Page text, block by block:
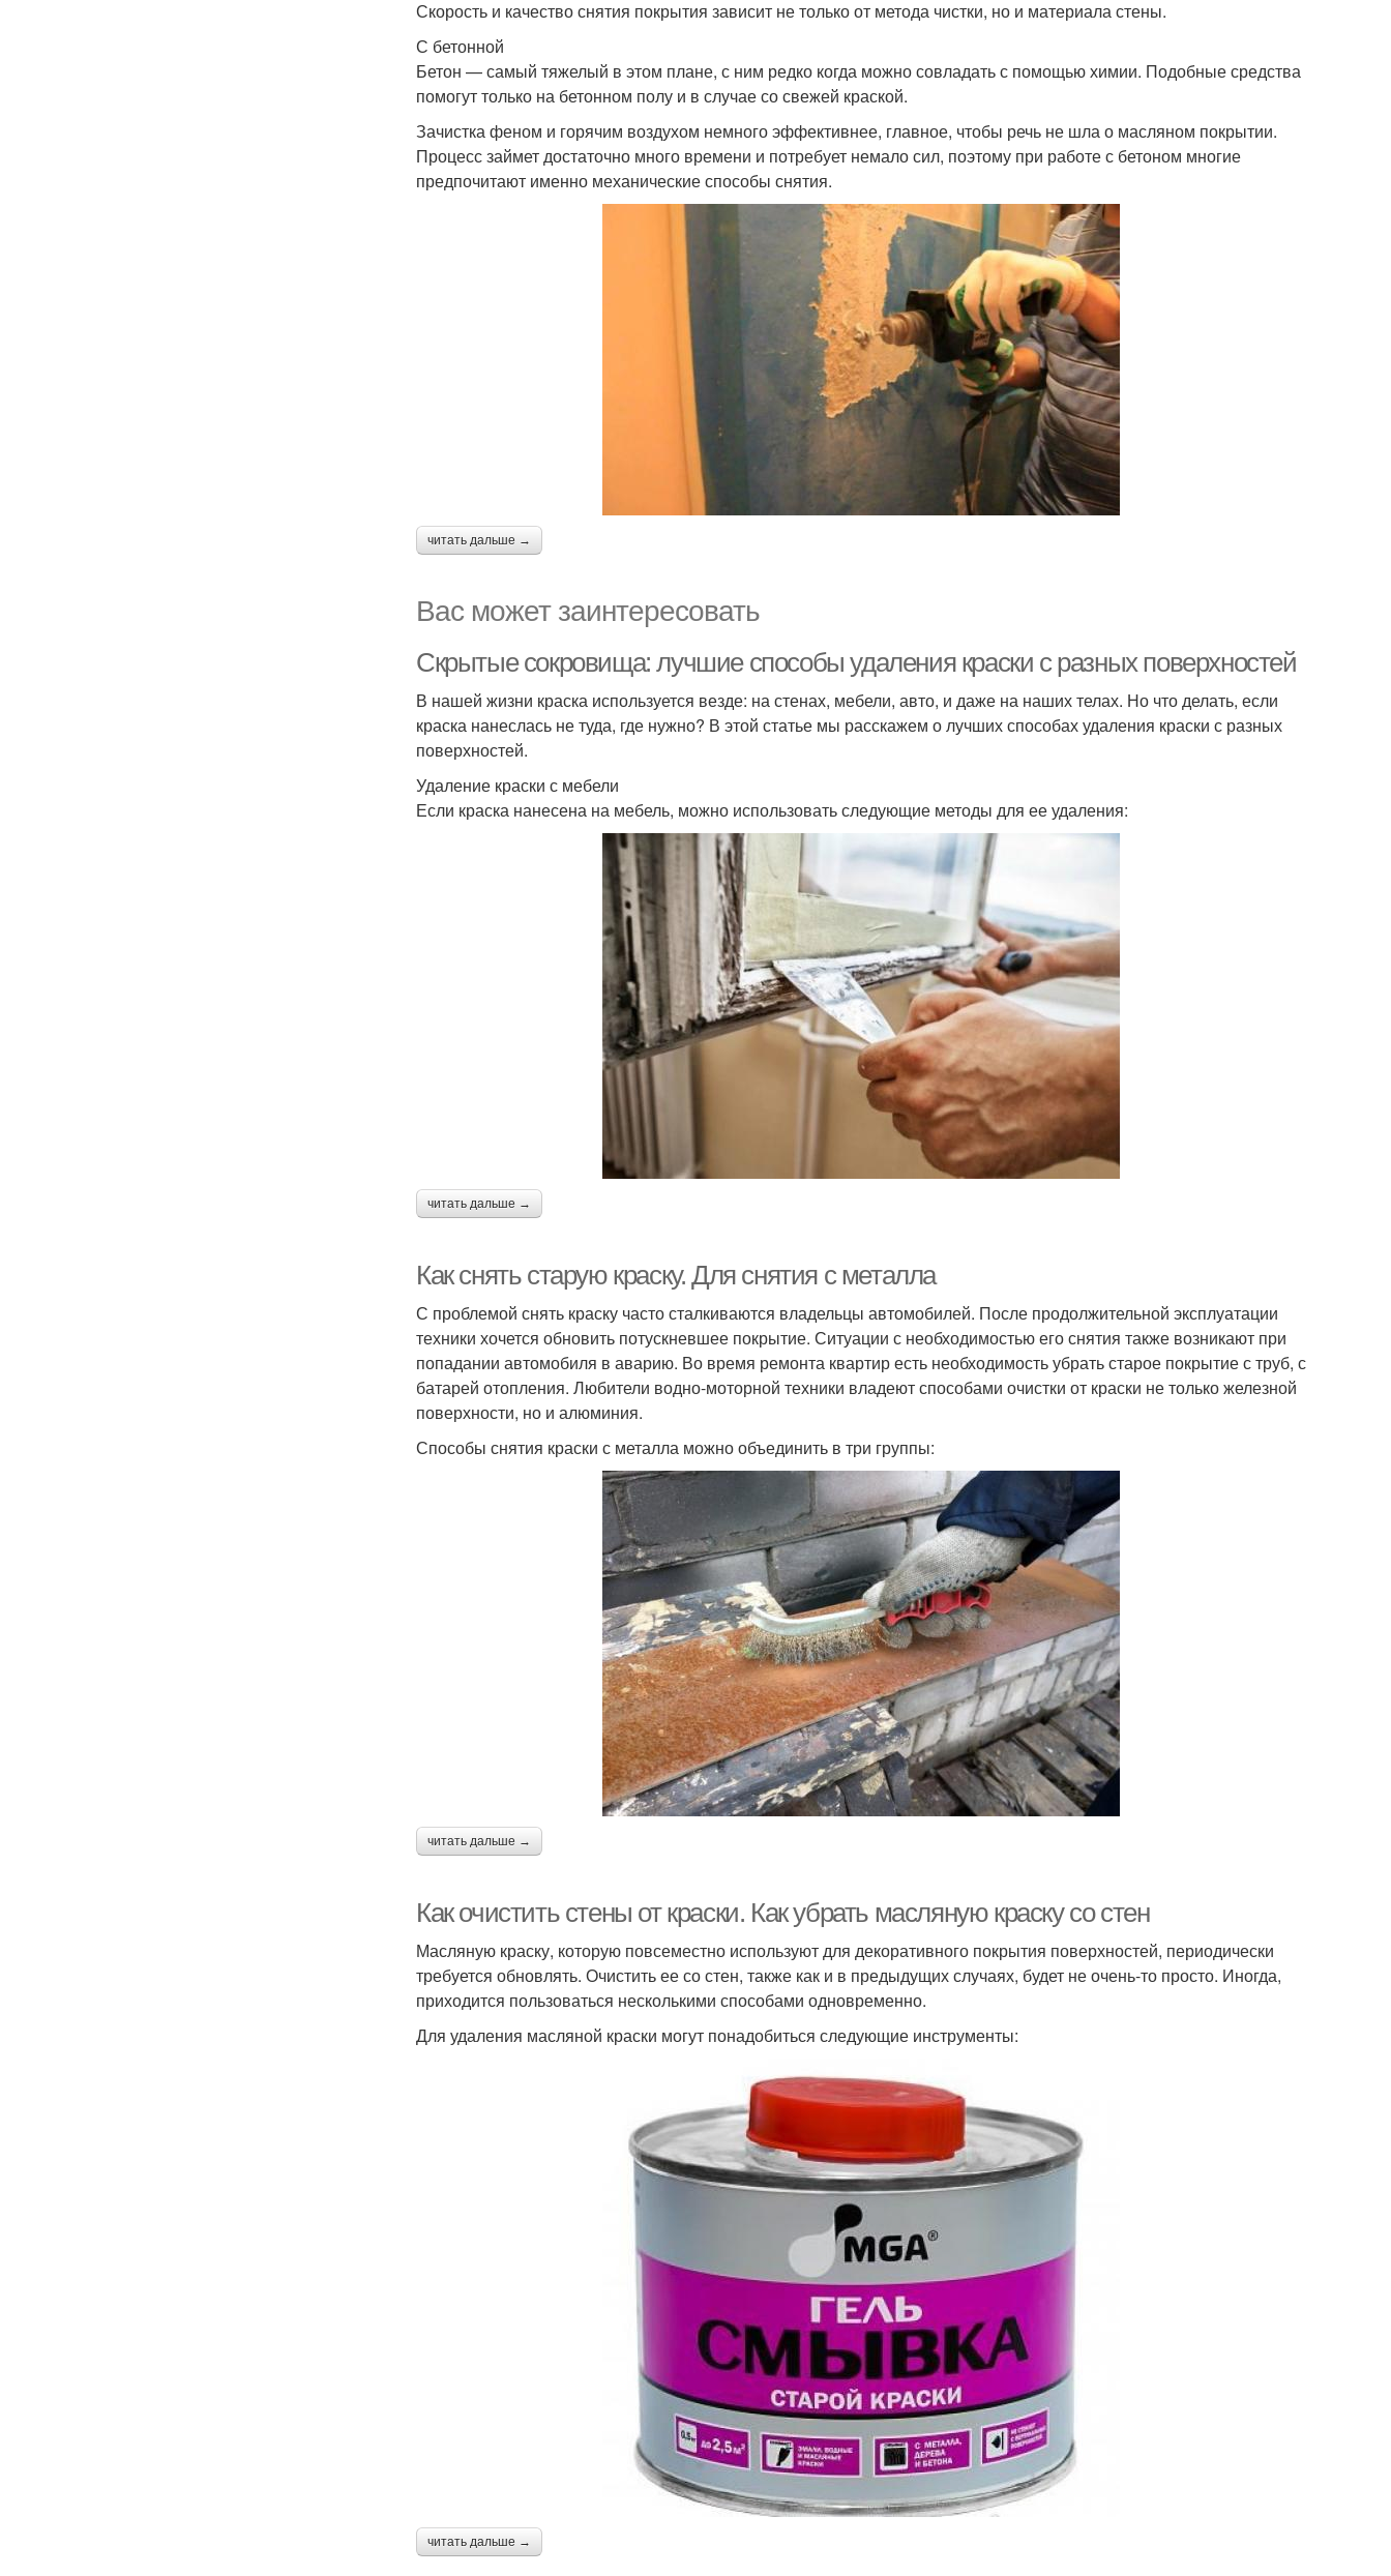
Скорость и качество снятия покрытия зависит не только от метода чистки, но и материала стены.
С бетонной
Бетон — самый тяжелый в этом плане, с ним редко когда можно совладать с помощью химии. Подобные средства
помогут только на бетонном полу и в случае со свежей краской.
Зачистка феном и горячим воздухом немного эффективнее, главное, чтобы речь не шла о масляном покрытии.
Процесс займет достаточно много времени и потребует немало сил, поэтому при работе с бетоном многие
предпочитают именно механические способы снятия.
читать дальше →
Вас может заинтересовать
Скрытые сокровища: лучшие способы удаления краски с разных поверхностей
В нашей жизни краска используется везде: на стенах, мебели, авто, и даже на наших телах. Но что делать, если
краска нанеслась не туда, где нужно? В этой статье мы расскажем о лучших способах удаления краски с разных
поверхностей.
Удаление краски с мебели
Если краска нанесена на мебель, можно использовать следующие методы для ее удаления:
читать дальше →
Как снять старую краску. Для снятия с металла
С проблемой снять краску часто сталкиваются владельцы автомобилей. После продолжительной эксплуатации
техники хочется обновить потускневшее покрытие. Ситуации с необходимостью его снятия также возникают при
попадании автомобиля в аварию. Во время ремонта квартир есть необходимость убрать старое покрытие с труб, с
батарей отопления. Любители водно-моторной техники владеют способами очистки от краски не только железной
поверхности, но и алюминия.
Способы снятия краски с металла можно объединить в три группы:
читать дальше →
Как очистить стены от краски. Как убрать масляную краску со стен
Масляную краску, которую повсеместно используют для декоративного покрытия поверхностей, периодически
требуется обновлять. Очистить ее со стен, также как и в предыдущих случаях, будет не очень-то просто. Иногда,
приходится пользоваться несколькими способами одновременно.
Для удаления масляной краски могут понадобиться следующие инструменты:
читать дальше →